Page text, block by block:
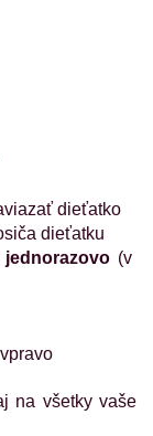
dieťatko
dieťatku
(v
na všetky vaše